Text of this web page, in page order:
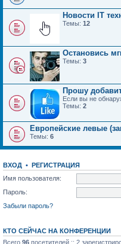
Новости IT
Темы: 12
Остановись
Темы: 3
Прошу
Если вы не
Темы: 2
Европейские левые
Темы: 6
ВХОД • РЕГИСТРАЦИЯ
Имя пользователя:
Пароль:
Забыли пароль?
КТО СЕЙЧАС НА КОНФЕРЕНЦИИ
Всего 96 посетителей :: 2